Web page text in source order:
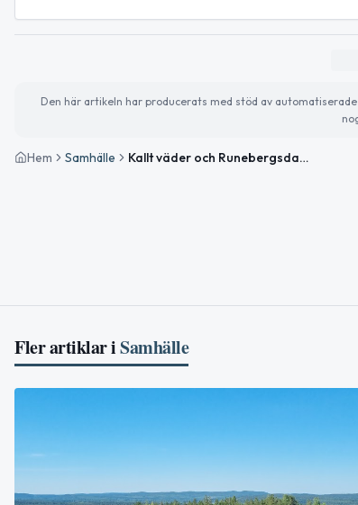
Den här artikeln har producerats med stöd av
Hem Samhälle Kallt väder och Runebergsdagen – Viktiga nyheter och trender idag
Fler artiklar iSamhälle